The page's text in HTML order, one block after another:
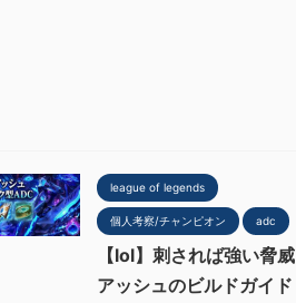
league of legends
個人考察/チャンピオン adc
【lol】刺されば強い脅威
アッシュのビルドガイド